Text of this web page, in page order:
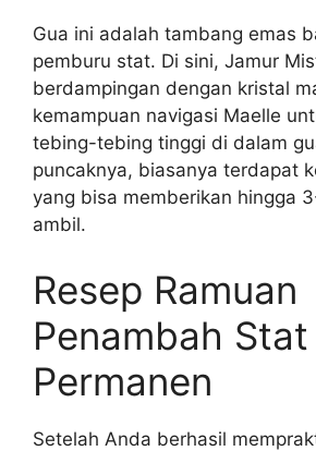
Gua ini adalah tambang emas
pemburu stat. Di sini, Jamur
berdampingan dengan kristal
kemampuan navigasi Maelle
tebing-tebing tinggi di dalam
puncaknya, biasanya terdapat
yang bisa memberikan hingga
ambil.
Resep Ramuan
Penambah Stat
Permanen
Setelah Anda berhasil